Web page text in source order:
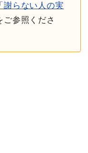
謝らない人の実
ご参照くださ